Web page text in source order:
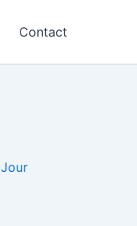
Contact
de
Jour